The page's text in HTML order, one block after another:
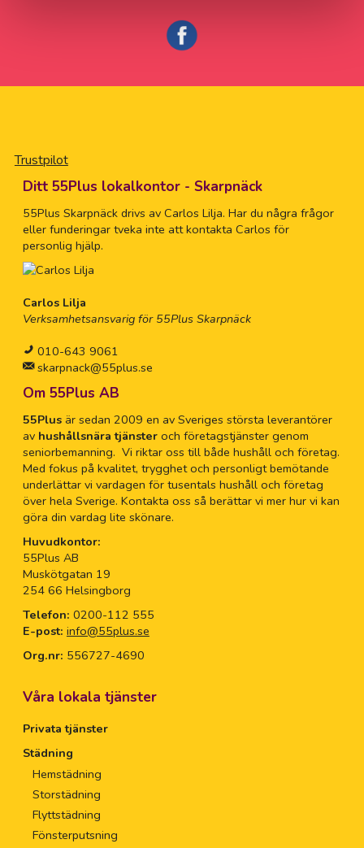
Trustpilot
Ditt 55Plus lokalkontor - Skarpnäck
55Plus Skarpnäck drivs av Carlos Lilja. Har du några frågor
eller funderingar tveka inte att kontakta Carlos för
personlig hjälp.
Carlos Lilja
Verksamhetsansvarig för 55Plus Skarpnäck
010-643 9061
skarpnack@55plus.se
Om 55Plus AB
55Plusär sedan 2009 en av Sveriges största leverantörer
av hushållsnära tjänsteroch företagstjänster genom
seniorbemanning. Vi riktar oss till både hushåll och företag.
Med fokus på kvalitet, trygghet och personligt bemötande
underlättar vi vardagen för tusentals hushåll och företag
över hela Sverige. Kontakta oss så berättar vi mer hur vi kan
göra din vardag lite skönare.
Huvudkontor:
55Plus AB
Muskötgatan 19
254 66 Helsingborg
Telefon: 0200-112 555
E-post: info@55plus.se
Org.nr: 556727-4690
Våra lokala tjänster
Privata tjänster
Städning
Hemstädning
Storstädning
Flyttstädning
Fönsterputsning